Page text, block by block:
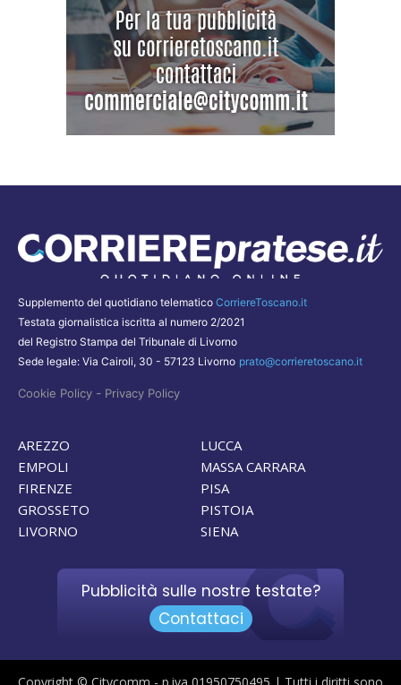
Supplemento del quotidiano telematico CorriereToscano.it
Testata giornalistica iscritta al numero 2/2021
del Registro Stampa del Tribunale di Livorno
Sede legale: Via Cairoli, 30 - 57123 Livorno prato@corrieretoscano.it
Cookie Policy - Privacy Policy
AREZZO
EMPOLI
FIRENZE
GROSSETO
LIVORNO
LUCCA
MASSA CARRARA
PISA
PISTOIA
SIENA
Pubblicità sulle nostre testate?
Contattaci
Copyright © Citycomm - p.iva 01950750495 | Tutti i diritti sono